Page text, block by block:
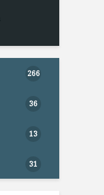
266
36
13
31